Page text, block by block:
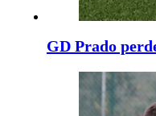
GD Prado